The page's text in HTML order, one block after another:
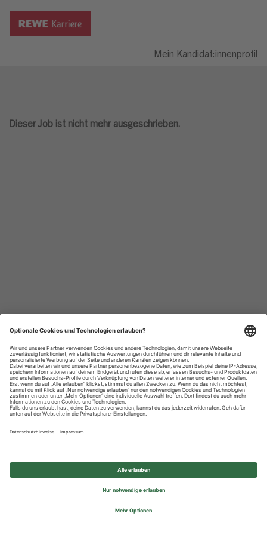
Mein Kandidat:innenprofil
Dieser Job ist nicht mehr ausgeschrieben.
Datenschutzhinweise
Impressum
Privatsphäre-Einstellungen
© 2026 REWE Group - All rights reserved